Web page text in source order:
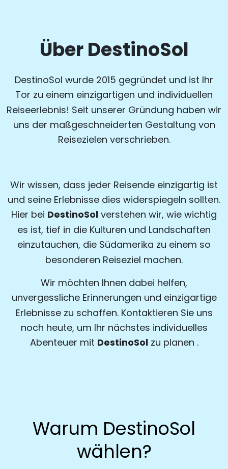
Über DestinoSol
DestinoSol wurde 2015 gegründet und ist Ihr
Tor zu einem einzigartigen und individuellen
Reiseerlebnis! Seit unserer Gründung haben wir
uns der maßgeschneiderten Gestaltung von
Reisezielen verschrieben.
Wir wissen, dass jeder Reisende einzigartig ist
und seine Erlebnisse dies widerspiegeln sollten.
Hier bei DestinoSol verstehen wir, wie wichtig
es ist, tief in die Kulturen und Landschaften
einzutauchen, die Südamerika zu einem so
besonderen Reiseziel machen.
Wir möchten Ihnen dabei helfen,
unvergessliche Erinnerungen und einzigartige
Erlebnisse zu schaffen. Kontaktieren Sie uns
noch heute, um Ihr nächstes individuelles
Abenteuer mit DestinoSolzu planen .
Warum DestinoSol
wählen?